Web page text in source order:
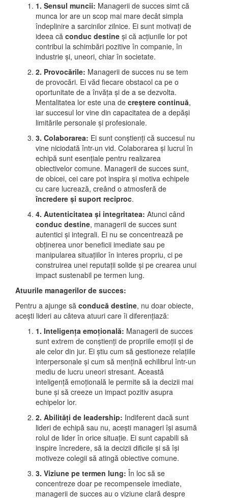
1. Sensul muncii: Managerii de succes simt că
munca lor are un scop mai mare decât simpla
îndeplinire a sarcinilor zilnice. Ei sunt motivați de
ideea că conduc destine și că acțiunile lor pot
contribui la schimbări pozitive în companie, în
industrie și, uneori, chiar în societate.
2. Provocările: Managerii de succes nu se tem
de provocări. Ei văd fiecare obstacol ca pe o
oportunitate de a învăța și de a se dezvolta.
Mentalitatea lor este una de creștere continuă,
iar succesul lor vine din capacitatea de a depăși
limitările personale și profesionale.
3. Colaborarea: Ei sunt conștienți că succesul nu
vine niciodată într-un vid. Colaborarea și lucrul în
echipă sunt esențiale pentru realizarea
obiectivelor comune. Managerii de succes sunt,
de obicei, cei care pot inspira și motiva echipele
cu care lucrează, creând o atmosferă de
încredere și suport reciproc.
4. Autenticitatea și integritatea: Atunci când
conduc destine, managerii de succes sunt
autentici și integrali. Ei nu se concentrează pe
obținerea unor beneficii imediate sau pe
manipularea situațiilor în interes propriu, ci pe
construirea unei reputații solide și pe crearea unui
impact sustenabil pe termen lung.
Atuurile managerilor de succes:
Pentru a ajunge să conducă destine, nu doar obiecte,
acești lideri au câteva atuuri care îi diferențiază:
1. Inteligența emoțională: Managerii de succes
sunt extrem de conștienți de propriile emoții și de
ale celor din jur. Ei știu cum să gestioneze relațiile
interpersonale și cum să mențină echilibrul într-un
mediu de lucru uneori stresant. Această
inteligență emoțională le permite să ia decizii mai
bune și să creeze un impact pozitiv asupra
echipelor lor.
2. Abilități de leadership: Indiferent dacă sunt
lideri de echipă sau nu, acești manageri își asumă
rolul de lider în orice situație. Ei sunt capabili să
inspire încredere, să ia decizii dificile și să își
motiveze colegii să atingă obiective comune.
3. Viziune pe termen lung: În loc să se
concentreze doar pe recompensele imediate,
managerii de succes au o viziune clară despre